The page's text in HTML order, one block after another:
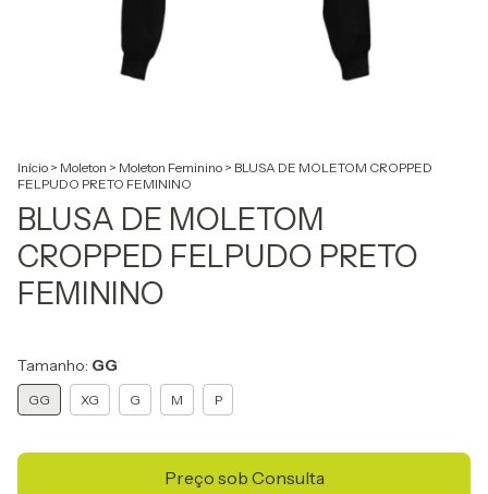
Início > Moleton > Moleton Feminino > BLUSA DE MOLETOM CROPPED
FELPUDO PRETO FEMININO
BLUSA DE MOLETOM
CROPPED FELPUDO PRETO
FEMININO
Tamanho: GG
GG XG G M P